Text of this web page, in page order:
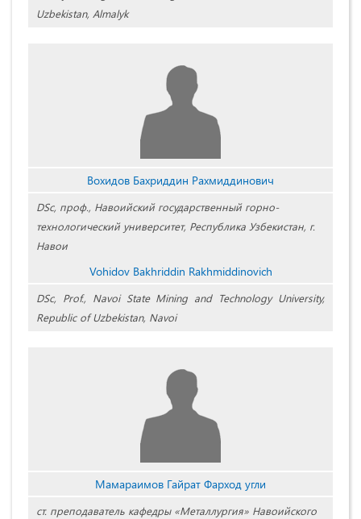
Uzbekistan, Almalyk
Вохидов Бахриддин Рахмиддинович
DSc, проф., Навоийский государственный горно-
технологический университет, Республика Узбекистан, г.
Навои
Vohidov Bakhriddin Rakhmiddinovich
DSc, Prof., Navoi State Mining and Technology University,
Republic of Uzbekistan, Navoi
Мамараимов Гайрат Фарход угли
ст. преподаватель кафедры «Металлургия» Навоийского